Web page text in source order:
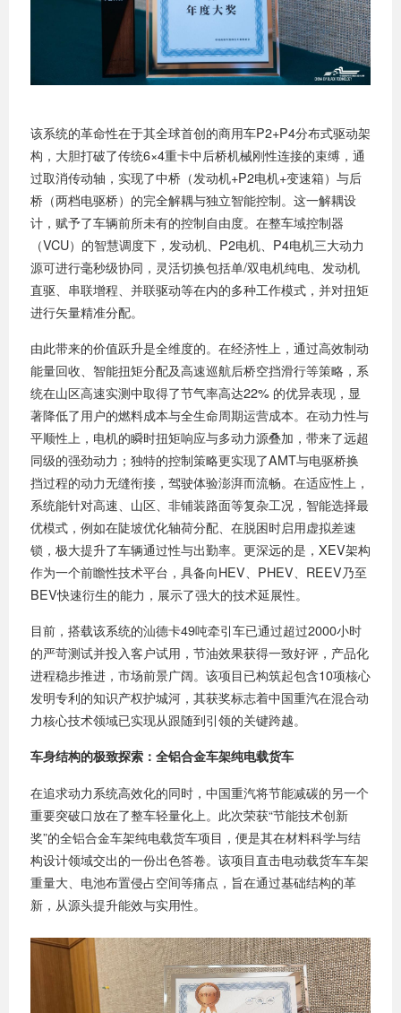
该系统的革命性在于其全球首创的商用车P2+P4分布式驱动架
构，大胆打破了传统6×4重卡中后桥机械刚性连接的束缚，通
过取消传动轴，实现了中桥（发动机+P2电机+变速箱）与后
桥（两档电驱桥）的完全解耦与独立智能控制。这一解耦设
计，赋予了车辆前所未有的控制自由度。在整车域控制器
（VCU）的智慧调度下，发动机、P2电机、P4电机三大动力
源可进行毫秒级协同，灵活切换包括单/双电机纯电、发动机
直驱、串联增程、并联驱动等在内的多种工作模式，并对扭矩
进行矢量精准分配。
由此带来的价值跃升是全维度的。在经济性上，通过高效制动
能量回收、智能扭矩分配及高速巡航后桥空挡滑行等策略，系
统在山区高速实测中取得了节气率高达22% 的优异表现，显
著降低了用户的燃料成本与全生命周期运营成本。在动力性与
平顺性上，电机的瞬时扭矩响应与多动力源叠加，带来了远超
同级的强劲动力；独特的控制策略更实现了AMT与电驱桥换
挡过程的动力无缝衔接，驾驶体验澎湃而流畅。在适应性上，
系统能针对高速、山区、非铺装路面等复杂工况，智能选择最
优模式，例如在陡坡优化轴荷分配、在脱困时启用虚拟差速
锁，极大提升了车辆通过性与出勤率。更深远的是，XEV架构
作为一个前瞻性技术平台，具备向HEV、PHEV、REEV乃至
BEV快速衍生的能力，展示了强大的技术延展性。
目前，搭载该系统的汕德卡49吨牵引车已通过超过2000小时
的严苛测试并投入客户试用，节油效果获得一致好评，产品化
进程稳步推进，市场前景广阔。该项目已构筑起包含10项核心
发明专利的知识产权护城河，其获奖标志着中国重汽在混合动
力核心技术领域已实现从跟随到引领的关键跨越。
车身结构的极致探索：全铝合金车架纯电载货车
在追求动力系统高效化的同时，中国重汽将节能减碳的另一个
重要突破口放在了整车轻量化上。此次荣获“节能技术创新
奖”的全铝合金车架纯电载货车项目，便是其在材料科学与结
构设计领域交出的一份出色答卷。该项目直击电动载货车车架
重量大、电池布置侵占空间等痛点，旨在通过基础结构的革
新，从源头提升能效与实用性。